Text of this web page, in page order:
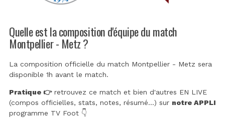
Quelle est la composition d'équipe du match
Montpellier - Metz ?
La composition officielle du match Montpellier - Metz sera
disponible 1h avant le match.
Pratique 👉retrouvez ce match et bien d'autres EN LIVE
(compos officielles, stats, notes, résumé...) sur notre APPLI
programme TV Foot 👇